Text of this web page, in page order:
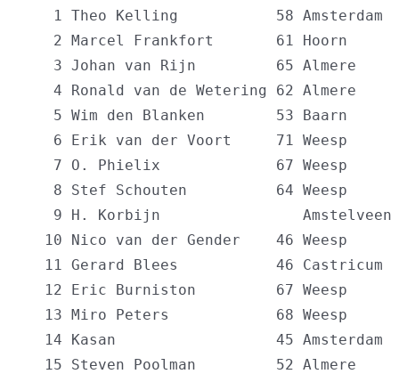
1 Theo Kelling           58 Amsterdam
2 Marcel Frankfort       61 Hoorn
3 Johan van Rijn         65 Almere
4 Ronald van de Wetering 62 Almere
5 Wim den Blanken        53 Baarn
6 Erik van der Voort     71 Weesp
7 O. Phielix             67 Weesp
8 Stef Schouten          64 Weesp
9 H. Korbijn                Amstelveen
10 Nico van der Gender    46 Weesp
11 Gerard Blees           46 Castricum
12 Eric Burniston         67 Weesp
13 Miro Peters            68 Weesp
14 Kasan                  45 Amsterdam
15 Steven Poolman         52 Almere